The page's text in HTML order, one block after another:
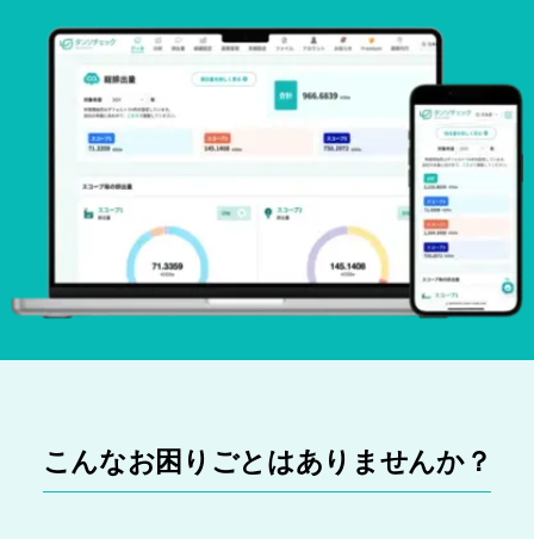
こんなお困りごとはありませんか？